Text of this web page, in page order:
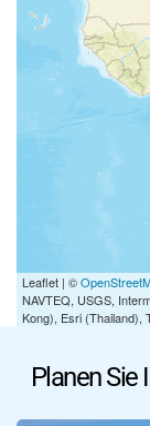
Leaflet | ©
NAVTEQ, USGS,
Kong), Esri (Thailand),
Planen Sie